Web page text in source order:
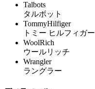
Talbots
タルボット
TommyHilfiger
トミー ヒルフィガー
WoolRich
ウールリッチ
Wrangler
ラングラー